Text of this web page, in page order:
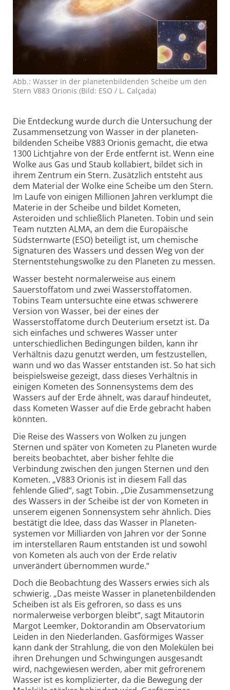
Abb.: Wasser in der planeten­bildenden Scheibe um den
Stern V883 Orionis (Bild: ESO / L. Calçada)
Die Entdeckung wurde durch die Untersuchung der
Zusammensetzung von Wasser in der planeten­
bildenden Scheibe V883 Orionis gemacht, die etwa
1300 Lichtjahre von der Erde entfernt ist. Wenn eine
Wolke aus Gas und Staub kollabiert, bildet sich in
ihrem Zentrum ein Stern. Zusätzlich entsteht aus
dem Material der Wolke eine Scheibe um den Stern.
Im Laufe von einigen Millionen Jahren verklumpt die
Materie in der Scheibe und bildet Kometen,
Asteroiden und schließlich Planeten. Tobin und sein
Team nutzten ALMA, an dem die Europäische
Südsternwarte (ESO) beteiligt ist, um chemische
Signaturen des Wassers und dessen Weg von der
Stern­entstehungs­wolke zu den Planeten zu messen.
Wasser besteht normalerweise aus einem
Sauerstoffatom und zwei Wasserstoffatomen.
Tobins Team untersuchte eine etwas schwerere
Version von Wasser, bei der eines der
Wasserstoffatome durch Deuterium ersetzt ist. Da
sich einfaches und schweres Wasser unter
unterschiedlichen Bedingungen bilden, kann ihr
Verhältnis dazu genutzt werden, um festzustellen,
wann und wo das Wasser entstanden ist. So hat sich
beispielsweise gezeigt, dass dieses Verhältnis in
einigen Kometen des Sonnensystems dem des
Wassers auf der Erde ähnelt, was darauf hindeutet,
dass Kometen Wasser auf die Erde gebracht haben
könnten.
Die Reise des Wassers von Wolken zu jungen
Sternen und später von Kometen zu Planeten wurde
bereits beobachtet, aber bisher fehlte die
Verbindung zwischen den jungen Sternen und den
Kometen. „V883 Orionis ist in diesem Fall das
fehlende Glied“, sagt Tobin. „Die Zusammensetzung
des Wassers in der Scheibe ist der von Kometen in
unserem eigenen Sonnensystem sehr ähnlich. Dies
bestätigt die Idee, dass das Wasser in Planeten­
systemen vor Milliarden von Jahren vor der Sonne
im interstellaren Raum entstanden ist und sowohl
von Kometen als auch von der Erde relativ
unverändert übernommen wurde.“
Doch die Beobachtung des Wassers erwies sich als
schwierig. „Das meiste Wasser in planetenbildenden
Scheiben ist als Eis gefroren, so dass es uns
normalerweise verborgen bleibt“, sagt Mitautorin
Margot Leemker, Doktorandin am Observatorium
Leiden in den Niederlanden. Gasförmiges Wasser
kann dank der Strahlung, die von den Molekülen bei
ihren Drehungen und Schwingungen ausgesandt
wird, nachgewiesen werden, aber mit gefrorenem
Wasser ist es komplizierter, da die Bewegung der